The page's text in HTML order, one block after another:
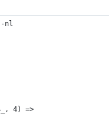
nl
4) =>